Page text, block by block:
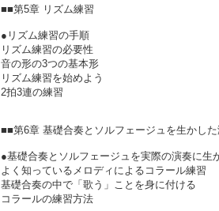
■■第5章 リズム練習
●リズム練習の手順
リズム練習の必要性
音の形の3つの基本形
リズム練習を始めよう
2拍3連の練習
■■第6章 基礎合奏とソルフェージュを生かし
●基礎合奏とソルフェージュを実際の演奏に生
よく知っているメロディによるコラール練習
基礎合奏の中で「歌う」ことを身に付ける
コラールの練習方法